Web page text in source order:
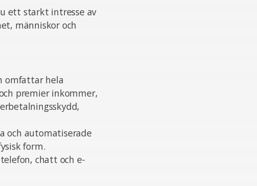
ett starkt intresse av
människor och
omfattar hela
premier inkommer,
och automatiserade
form.
chatt och e-